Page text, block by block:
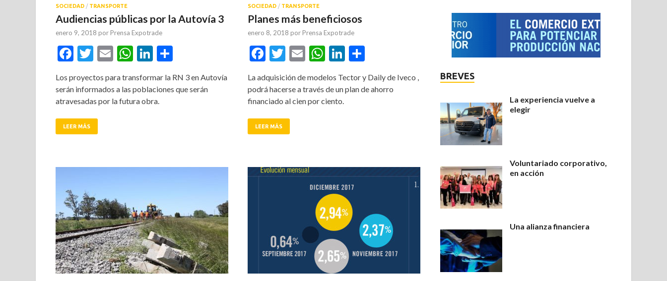
SOCIEDAD / TRANSPORTE
Audiencias públicas por la Autovía 3
enero 9, 2018 por Prensa Expotrade
Facebook
Twitter
EmailWhatsApp
LinkedIn
Los proyectos para transformar la RN 3 en Autovía
serán informados a las poblaciones que serán
atravesadas por la futura obra.
LEER MÁS
SOCIEDAD / TRANSPORTE
Planes más beneficiosos
enero 8, 2018 por Prensa Expotrade
Facebook
Twitter
EmailWhatsApp
LinkedIn
La adquisición de modelos Tector y Daily de Iveco ,
podrá hacerse a través de un plan de ahorro
financiado al cien por ciento.
LEER MÁS
BREVES
La experiencia vuelve a
elegir
Voluntariado corporativo,
en acción
Una alianza financiera